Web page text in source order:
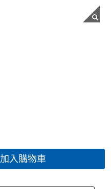
加入購物車